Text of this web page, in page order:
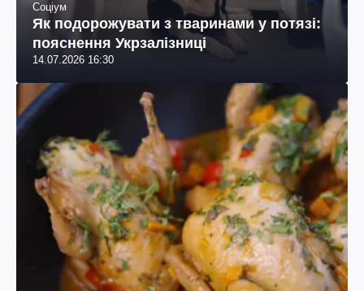
Соціум
Як подорожувати з тваринами у потязі:
пояснення Укрзалізниці
14.07.2026 16:30